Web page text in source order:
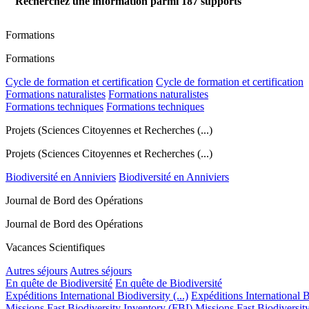
Formations
Formations
Cycle de formation et certification Cycle de formation et certification
Formations naturalistes Formations naturalistes
Formations techniques Formations techniques
Projets (Sciences Citoyennes et Recherches (...)
Projets (Sciences Citoyennes et Recherches (...)
Biodiversité en Anniviers Biodiversité en Anniviers
Journal de Bord des Opérations
Journal de Bord des Opérations
Vacances Scientifiques
Autres séjours Autres séjours
En quête de Biodiversité En quête de Biodiversité
Expéditions International Biodiversity (...) Expéditions International